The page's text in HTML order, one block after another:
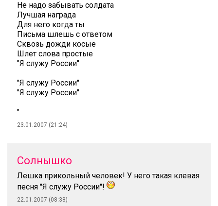
Не надо забывать солдата
Лучшая награда
Для него когда ты
Письма шлешь с ответом
Сквозь дожди косые
Шлет слова простые
"Я служу России"
"Я служу России"
"Я служу России"
"
23.01.2007 (21:24)
Солнышко
Лешка прикольный человек! У него такая клевая
песня "Я служу России"!
22.01.2007 (08:38)